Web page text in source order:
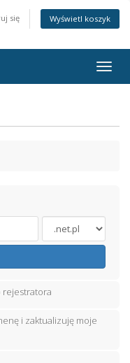
się Wyświetl koszyk
rejestratora
i zaktualizuję moje